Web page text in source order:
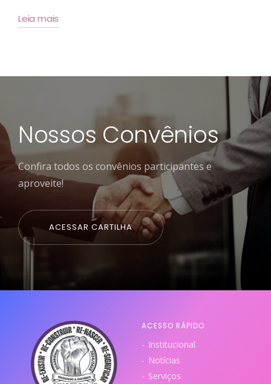
Leia mais
Nossos Convênios
Confira todos os convênios participantes e
aproveite!
ACESSAR CARTILHA
ACESSO RÁPIDO
Institucional
Notícias
Serviços